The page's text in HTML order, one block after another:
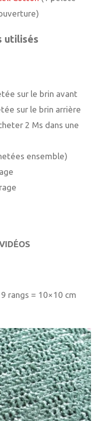
utilisés
sur le brin avant
sur le brin arrière
2 Ms dans une
ensemble)
rangs = 10×10 cm